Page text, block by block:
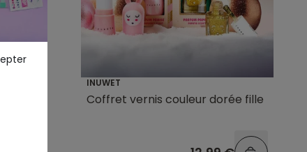
INUWET
Coffret vernis couleur dorée fille